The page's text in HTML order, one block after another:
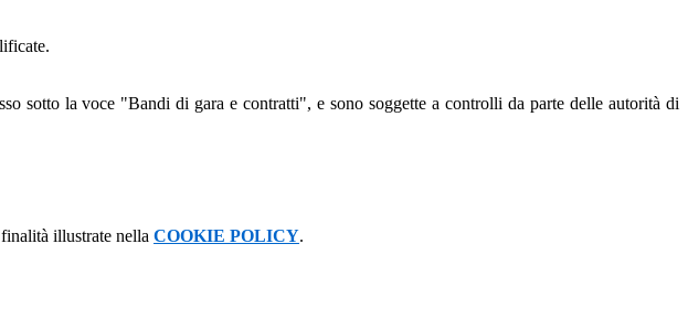
sotto la voce "Bandi di gara e contratti", e sono soggette a controlli da parte delle autorità di
illustrate nella COOKIE POLICY.